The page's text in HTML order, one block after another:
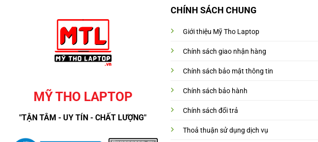
MỸ THO LAPTOP
"TẬN TÂM - UY TÍN - CHẤT LƯỢNG"
CHÍNH SÁCH CHUNG
Giới thiệu Mỹ Tho Laptop
Chính sách giao nhận hàng
Chính sách bảo mật thông tin
Chính sách bảo hành
Chính sách đổi trả
Thoả thuận sử dụng dịch vụ